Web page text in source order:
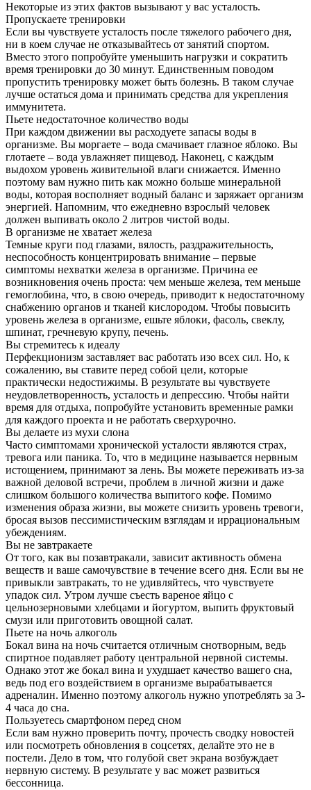
Некоторые из этих фактов вызывают у вас усталость.
Пропускаете тренировки
Если вы чувствуете усталость после тяжелого рабочего дня,
ни в коем случае не отказывайтесь от занятий спортом.
Вместо этого попробуйте уменьшить нагрузки и сократить
время тренировки до 30 минут. Единственным поводом
пропустить тренировку может быть болезнь. В таком случае
лучше остаться дома и принимать средства для укрепления
иммунитета.
Пьете недостаточное количество воды
При каждом движении вы расходуете запасы воды в
организме. Вы моргаете – вода смачивает глазное яблоко. Вы
глотаете – вода увлажняет пищевод. Наконец, с каждым
выдохом уровень живительной влаги снижается. Именно
поэтому вам нужно пить как можно больше минеральной
воды, которая восполняет водный баланс и заряжает организм
энергией. Напомним, что ежедневно взрослый человек
должен выпивать около 2 литров чистой воды.
В организме не хватает железа
Темные круги под глазами, вялость, раздражительность,
неспособность концентрировать внимание – первые
симптомы нехватки железа в организме. Причина ее
возникновения очень проста: чем меньше железа, тем меньше
гемоглобина, что, в свою очередь, приводит к недостаточному
снабжению органов и тканей кислородом. Чтобы повысить
уровень железа в организме, ешьте яблоки, фасоль, свеклу,
шпинат, гречневую крупу, печень.
Вы стремитесь к идеалу
Перфекционизм заставляет вас работать изо всех сил. Но, к
сожалению, вы ставите перед собой цели, которые
практически недостижимы. В результате вы чувствуете
неудовлетворенность, усталость и депрессию. Чтобы найти
время для отдыха, попробуйте установить временные рамки
для каждого проекта и не работать сверхурочно.
Вы делаете из мухи слона
Часто симптомами хронической усталости являются страх,
тревога или паника. То, что в медицине называется нервным
истощением, принимают за лень. Вы можете переживать из-за
важной деловой встречи, проблем в личной жизни и даже
слишком большого количества выпитого кофе. Помимо
изменения образа жизни, вы можете снизить уровень тревоги,
бросая вызов пессимистическим взглядам и иррациональным
убеждениям.
Вы не завтракаете
От того, как вы позавтракали, зависит активность обмена
веществ и ваше самочувствие в течение всего дня. Если вы не
привыкли завтракать, то не удивляйтесь, что чувствуете
упадок сил. Утром лучше съесть вареное яйцо с
цельнозерновыми хлебцами и йогуртом, выпить фруктовый
смузи или приготовить овощной салат.
Пьете на ночь алкоголь
Бокал вина на ночь считается отличным снотворным, ведь
спиртное подавляет работу центральной нервной системы.
Однако этот же бокал вина и ухудшает качество вашего сна,
ведь под его воздействием в организме вырабатывается
адреналин. Именно поэтому алкоголь нужно употреблять за 3-
4 часа до сна.
Пользуетесь смартфоном перед сном
Если вам нужно проверить почту, прочесть сводку новостей
или посмотреть обновления в соцсетях, делайте это не в
постели. Дело в том, что голубой свет экрана возбуждает
нервную систему. В результате у вас может развиться
бессонница.